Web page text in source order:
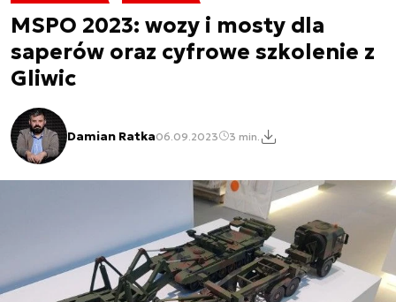
MSPO 2023: wozy i mosty dla
saperów oraz cyfrowe szkolenie z
Gliwic
Damian Ratka06.09.2023 3 min.